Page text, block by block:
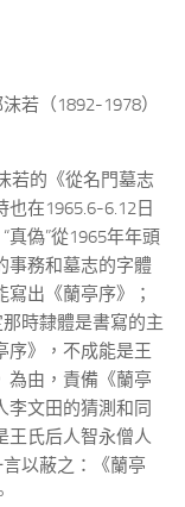
若（1892-1978）
若的《從名門墓志
在1965.6-6.12日
真偽”從1965年年頭
事務和墓志的字體
出《蘭亭序》；
時隸體是書寫的主
序》，不成能是王
為由，責備《蘭亭
李文田的猜測和同
王氏后人智永僧人
以蔽之：《蘭亭